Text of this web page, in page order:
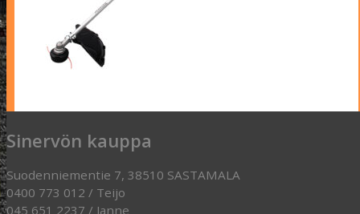
Sinervön kauppa
Suodenniementie 7, 38510 SASTAMALA
0400 773 012 / Teijo
045 651 2237 / Janne